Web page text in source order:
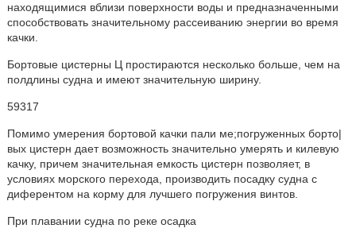
находящимися вблизи поверхности воды и предназначенными
способствовать значительному рассеиванию энергии во время
качки.
Бортовые цистерны Ц простираются несколько больше, чем на
полдлины судна и имеют значительную ширину.
59317
Помимо умерения бортовой качки пали ме;погруженных борто|
вых цистерн дает возможность значительно умерять и килевую
качку, причем значительная емкость цистерн позволяет, в
условиях морского перехода, производить посадку судна с
диферентом на корму для лучшего погружения винтов.
При плавании судна по реке осадка